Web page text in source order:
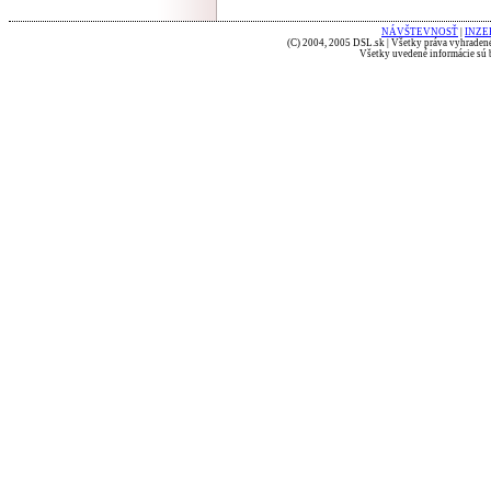
NÁVŠTEVNOSŤ
(C) 2004, 2005 DSL.sk | Všetky práva
Všetky uvedené informácie sú